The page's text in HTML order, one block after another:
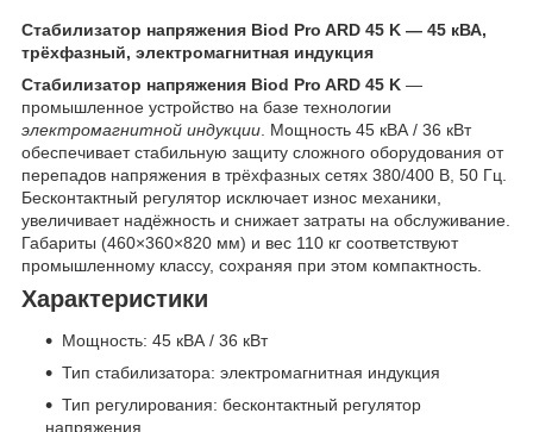
Стабилизатор напряжения Biod Pro ARD 45 K — 45 кВА,
трёхфазный, электромагнитная индукция
Стабилизатор напряжения Biod Pro ARD 45 K —
промышленное устройство на базе технологии
электромагнитной индукции . Мощность 45 кВА / 36 кВт
обеспечивает стабильную защиту сложного оборудования от
перепадов напряжения в трёхфазных сетях 380/400 В, 50 Гц.
Бесконтактный регулятор исключает износ механики,
увеличивает надёжность и снижает затраты на обслуживание.
Габариты (460×360×820 мм) и вес 110 кг соответствуют
промышленному классу, сохраняя при этом компактность.
Характеристики
Мощность: 45 кВА / 36 кВт
Тип стабилизатора: электромагнитная индукция
Тип регулирования: бесконтактный регулятор
напряжения